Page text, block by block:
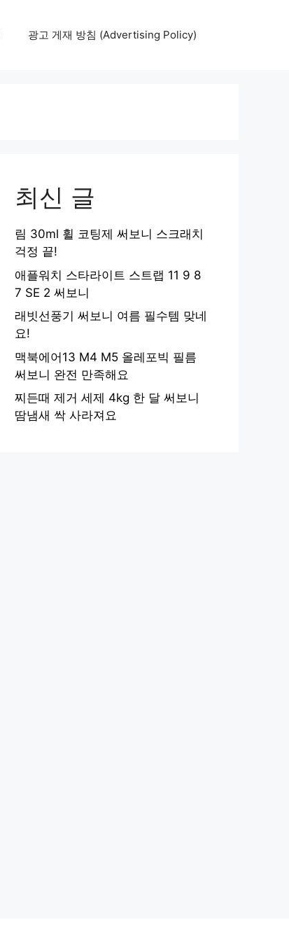
광고 게재 방침 (Advertising Policy)
최신 글
림 30ml 휠 코팅제 써보니 스크래치
걱정 끝!
애플워치 스타라이트 스트랩 11 9 8
7 SE 2 써보니
래빗선풍기 써보니 여름 필수템 맞네
요!
맥북에어13 M4 M5 올레포빅 필름
써보니 완전 만족해요
찌든때 제거 세제 4kg 한 달 써보니
땀냄새 싹 사라져요